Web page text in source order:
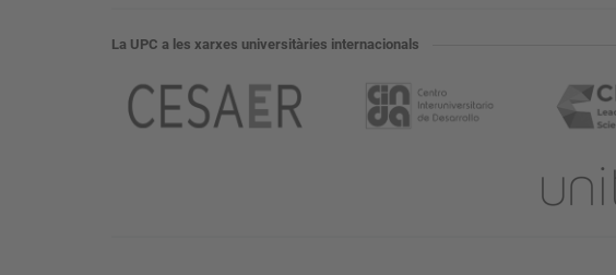
La UPC a les xarxes universitàries internacionals